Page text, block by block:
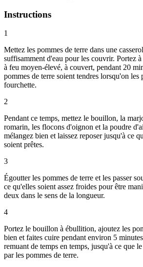
Instructions
1
Mettez les pommes de terre dans une
suffisamment d'eau pour les couvrir. Portez
à feu moyen-élevé, à couvert, pendant 20
pommes de terre soient tendres lorsqu'on les
fourchette.
2
Pendant ce temps, mettez le bouillon, la
romarin, les flocons d'oignon et la poudre
mélangez bien et laissez reposer jusqu'à ce
soient prêtes.
3
Égoutter les pommes de terre et les passer
ce qu'elles soient assez froides pour être
deux dans le sens de la longueur.
4
Portez le bouillon à ébullition, ajoutez les
bien et faites cuire pendant environ 5
remuant de temps en temps, jusqu'à ce que
par les pommes de terre.